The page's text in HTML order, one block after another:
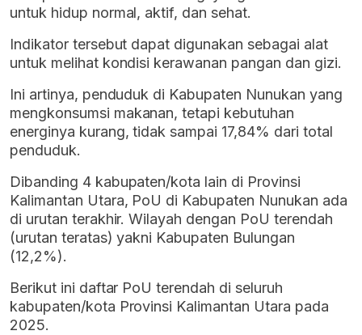
untuk hidup normal, aktif, dan sehat.
Indikator tersebut dapat digunakan sebagai alat
untuk melihat kondisi kerawanan pangan dan gizi.
Ini artinya, penduduk di Kabupaten Nunukan yang
mengkonsumsi makanan, tetapi kebutuhan
energinya kurang, tidak sampai 17,84% dari total
penduduk.
Dibanding 4 kabupaten/kota lain di Provinsi
Kalimantan Utara, PoU di Kabupaten Nunukan ada
di urutan terakhir. Wilayah dengan PoU terendah
(urutan teratas) yakni Kabupaten Bulungan
(12,2%).
Berikut ini daftar PoU terendah di seluruh
kabupaten/kota Provinsi Kalimantan Utara pada
2025.